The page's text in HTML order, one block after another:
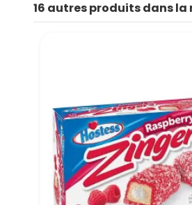
16 autres produits dans la